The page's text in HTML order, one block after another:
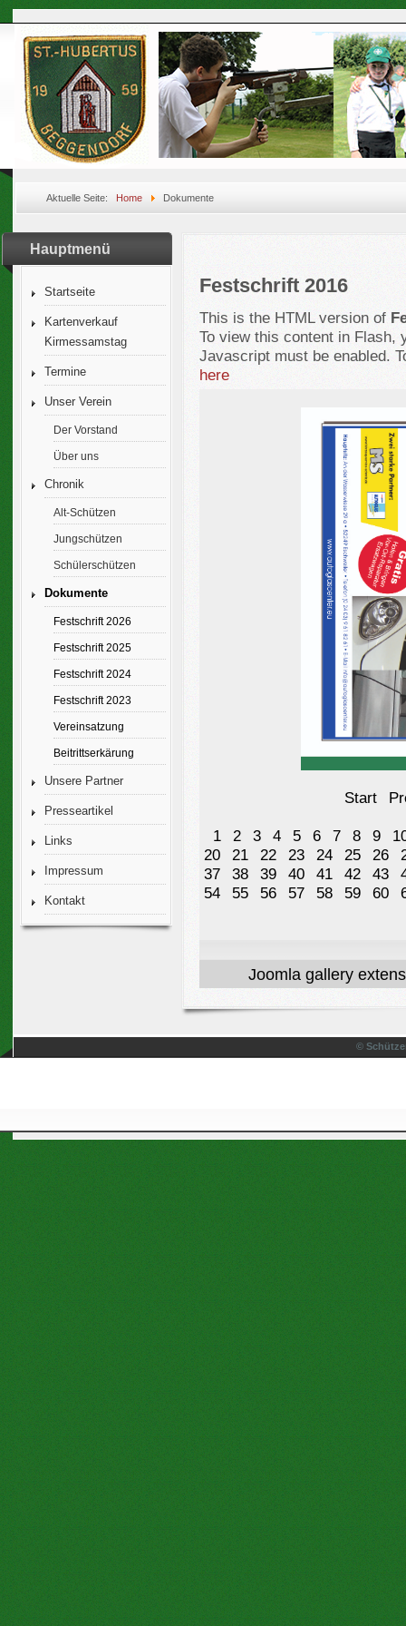
Aktuelle Seite: Home Dokumente
Hauptmenü
Startseite
Kartenverkauf
Kirmessamstag
Termine
Unser Verein
Der Vorstand
Über uns
Chronik
Alt-Schützen
Jungschützen
Schülerschützen
Dokumente
Festschrift 2026
Festschrift 2025
Festschrift 2024
Festschrift 2023
Vereinsatzung
Beitrittserkärung
Unsere Partner
Presseartikel
Links
Impressum
Kontakt
Festschrift 2016
This is the HTML version of
To view this content in Flash,
Javascript must be enabled.
here
Start
1 2 3 4 5 6 7 8 9
20
21 22 23 24 25 26
37
38 39 40 41 42 43
54
55 56 57 58 59 60
Joomla gallery
©